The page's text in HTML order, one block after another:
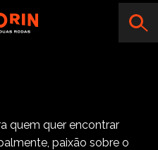
quem quer encontrar
paixão sobre o